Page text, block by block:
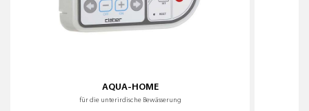
AQUA-HOME
für die unterirdische Bewässerung